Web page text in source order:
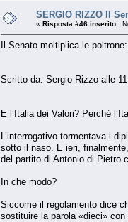
SERGIO RIZZO Il
« Risposta #46 inserito::
Il Senato moltiplica le
Scritto da: Sergio Rizzo alle
E l’Italia dei Valori? Perché
L’interrogativo tormentava i
sotto il naso. E ieri,
del partito di Antonio di Pietro
In che modo?
Siccome il regolamento dice
sostituire la parola «dieci»